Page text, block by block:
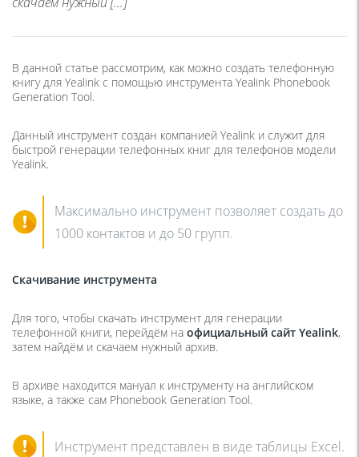
В данной статье рассмотрим, как можно создать телефонную
книгу для Yealink с помощью инструмента Yealink Phonebook
Generation Tool.
Данный инструмент создан компанией Yealink и служит для
быстрой генерации телефонных книг для телефонов модели
Yealink.
Максимально инструмент позволяет создать до
1000 контактов и до 50 групп.
Скачивание инструмента
Для того, чтобы скачать инструмент для генерации
телефонной книги, перейдём на официальный сайт Yealink,
затем найдём и скачаем нужный архив.
В архиве находится мануал к инструменту на английском
языке, а также сам Phonebook Generation Tool.
Инструмент представлен в виде таблицы Excel.